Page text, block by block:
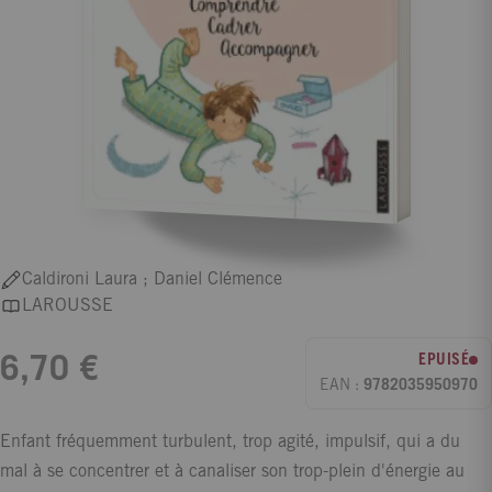
Caldironi Laura ; Daniel Clémence
LAROUSSE
6,70 €
EPUISÉ
EAN : 9782035950970
Enfant fréquemment turbulent, trop agité, impulsif, qui a du
mal à se concentrer et à canaliser son trop-plein d'énergie au